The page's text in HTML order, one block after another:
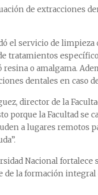
de extracciones
el servicio de
tratamientos
o amalgama.
dentales en caso
director de la
porque la Facultad se
a lugares remotos
Nacional
de la formación